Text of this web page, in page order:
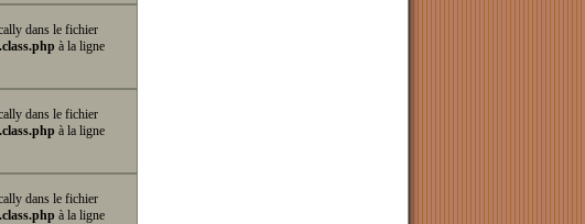
dans le fichier
à la ligne
dans le fichier
à la ligne
dans le fichier
à la ligne